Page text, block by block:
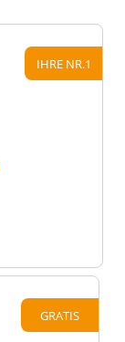
IHRE NR.1
GRATIS